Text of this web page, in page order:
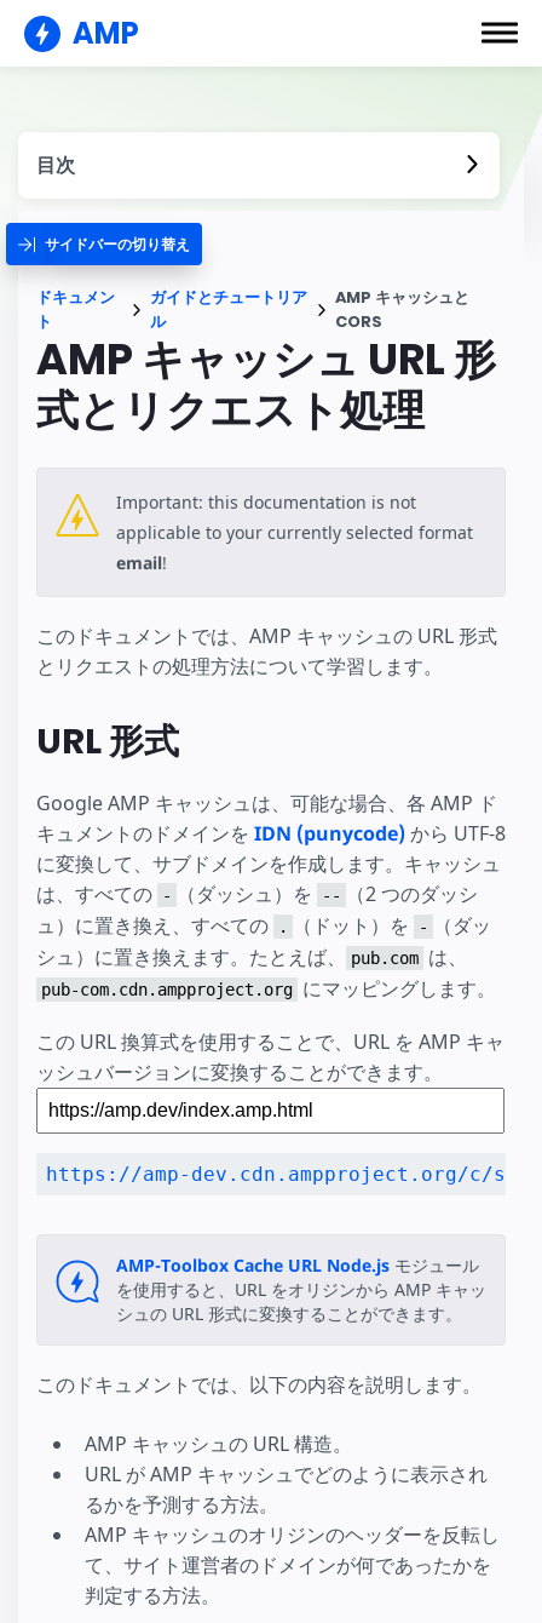
AMP
目次
サイドバーの切り替え
ドキュメン
ト
ガイドとチュートリア
ル
AMP キャッシュと
CORS
AMP キャッシュ URL 形
式とリクエスト処理
Important: this documentation is not
applicable to your currently selected format
email!
このドキュメントでは、AMP キャッシュの URL 形式
とリクエストの処理方法について学習します。
URL 形式
Google AMP キャッシュは、可能な場合、各 AMP ド
キュメントのドメインを IDN (punycode)から UTF-8
に変換して、サブドメインを作成します。キャッシュ
は、すべての
- （ダッシュ）を --
（2 つのダッシ
ュ）に置き換え、すべての
. （ドット）を -
（ダッ
シュ）に置き換えます。たとえば、
pub.com は、
pub-com.cdn.ampproject.org にマッピングします。
この URL 換算式を使用することで、URL を AMP キャ
ッシュバージョンに変換することができます。
AMP-Toolbox Cache URL Node.js モジュール
を使用すると、URL をオリジンから AMP キャッ
シュの URL 形式に変換することができます。
このドキュメントでは、以下の内容を説明します。
AMP キャッシュの URL 構造。
URL が AMP キャッシュでどのように表示され
るかを予測する方法。
AMP キャッシュのオリジンのヘッダーを反転し
て、サイト運営者のドメインが何であったかを
判定する方法。